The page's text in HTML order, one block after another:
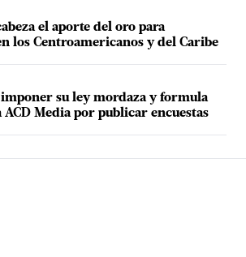
el aporte del oro para
los Centroamericanos y del Caribe
imponer su ley mordaza y formula
Media por publicar encuestas